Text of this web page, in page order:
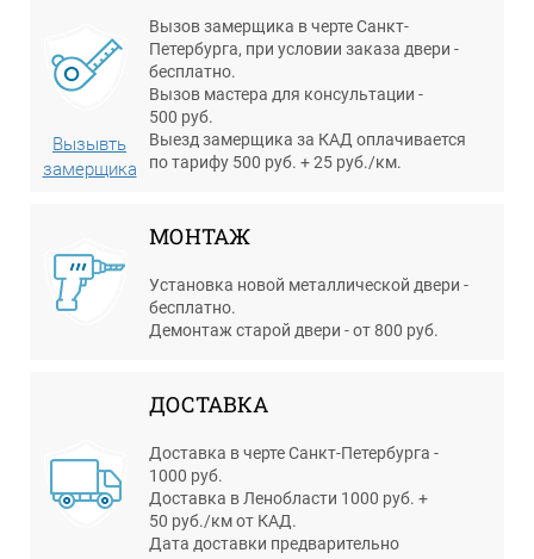
Вызывть
замерщика
Вызов замерщика в черте Санкт-
Петербурга, при условии заказа двери -
бесплатно.
Вызов мастера для консультации -
500 руб.
Выезд замерщика за КАД оплачивается
по тарифу 500 руб. + 25 руб./км.
МОНТАЖ
Установка новой металлической двери -
бесплатно.
Демонтаж старой двери - от 800 руб.
ДОСТАВКА
Доставка в черте Санкт-Петербурга -
1000 руб.
Доставка в Ленобласти 1000 руб. +
50 руб./км от КАД.
Дата доставки предварительно